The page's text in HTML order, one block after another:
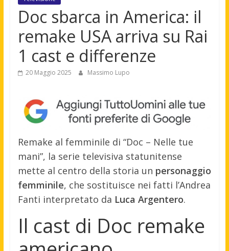
Doc sbarca in America: il
remake USA arriva su Rai
1 cast e differenze
20 Maggio 2025 Massimo Lupo
Remake al femminile di “Doc – Nelle tue
mani”, la serie televisiva statunitense
mette al centro della storia un personaggio
femminile, che sostituisce nei fatti l’Andrea
Fanti interpretato da Luca Argentero.
Il cast di Doc remake